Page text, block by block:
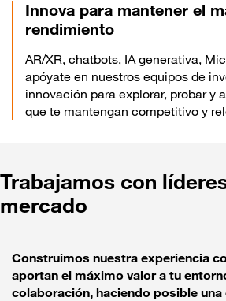
Innova para mantener el
rendimiento
AR/XR, chatbots, IA generativa,
apóyate en nuestros equipos de
innovación para explorar, probar y
que te mantengan competitivo y
Trabajamos con
mercado
Construimos nuestra experiencia
aportan el máximo valor a tu
colaboración, haciendo posible una